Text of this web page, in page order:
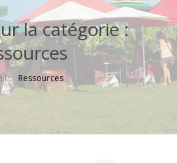
la catégorie :
Ressources